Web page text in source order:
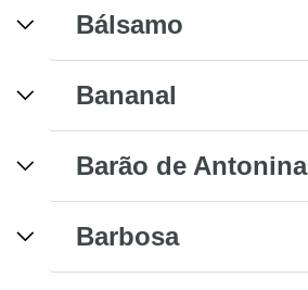
Bálsamo
Bananal
Barão de Antonina
Barbosa